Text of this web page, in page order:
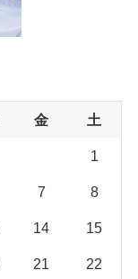
金 土
1
7 8
14 15
21 22